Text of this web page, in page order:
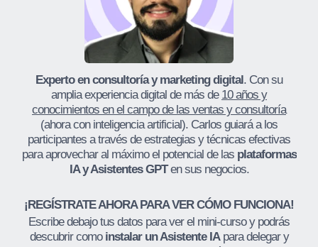
Experto en consultoría y marketing digital. Con su
amplia experiencia digital de más de 10 años y
conocimientos en el campo de las ventas y consultoría
(ahora con inteligencia artificial). Carlos guiará a los
participantes a través de estrategias y técnicas efectivas
para aprovechar al máximo el potencial de las plataformas
IA y Asistentes GPTen sus negocios.
¡REGÍSTRATE AHORA PARA VER CÓMO FUNCIONA!
Escribe debajo tus datos para ver el mini-curso y podrás
descubrir como instalar un Asistente IApara delegar y